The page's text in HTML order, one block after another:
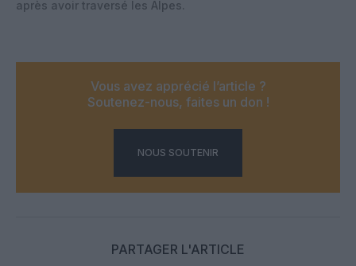
après avoir traversé les Alpes.
Vous avez apprécié l’article ?
Soutenez-nous, faites un don !
NOUS SOUTENIR
PARTAGER L'ARTICLE